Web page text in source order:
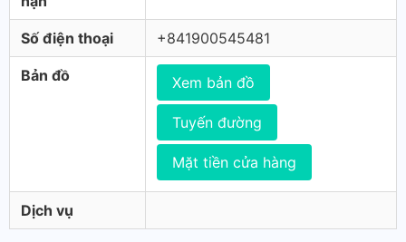
Số điện thoại +841900545481
Bản đồ Xem bản đồ
Tuyến đường
Mặt tiền cửa hàng
Dịch vụ